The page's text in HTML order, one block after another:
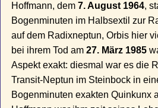
Hoffmann, dem7. August 1964,
Bogenminuten im Halbsextil zur
auf dem Radixneptun, Orbis hier
bei ihrem Tod am27. März 1985
Aspekt exakt: diesmal war es die
Transit-Neptun im Steinbock in
Bogenminuten exakten Quinkunx